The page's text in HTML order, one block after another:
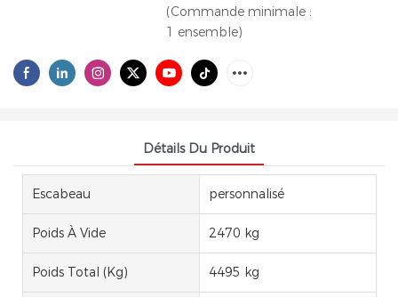
(Commande minimale :
1 ensemble)
Détails Du Produit
Escabeau personnalisé
Poids À Vide 2470 kg
Poids Total (kg) 4495 kg